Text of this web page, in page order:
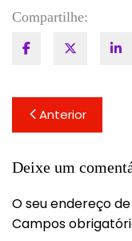
Compartilhe:
Navegação
de
Post
Anterior
Deixe um
O seu endereço
Campos